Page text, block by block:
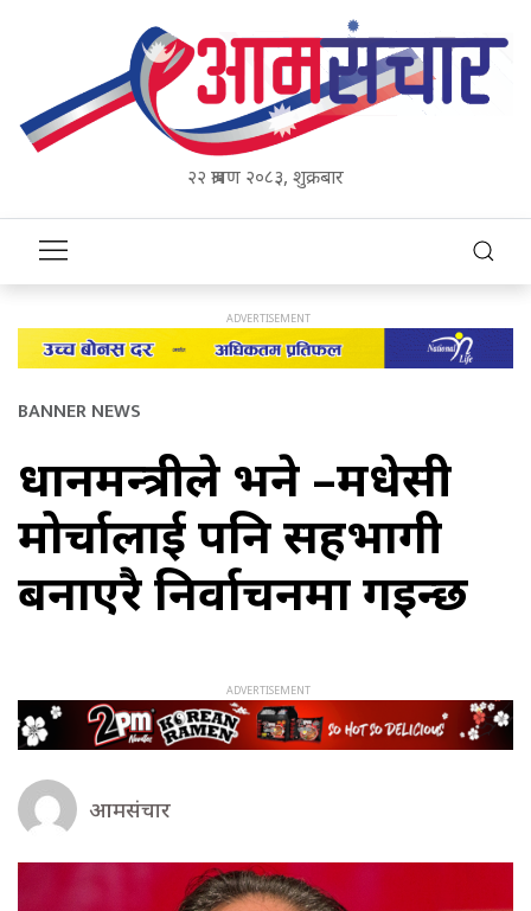
२२ श्रावण २०८३, शुक्रबार
BANNER NEWS
प्रधानमन्त्रीले भने –मधेसी
मोर्चालाई पनि सहभागी
बनाएरै निर्वाचनमा गइन्छ
आमसंचार